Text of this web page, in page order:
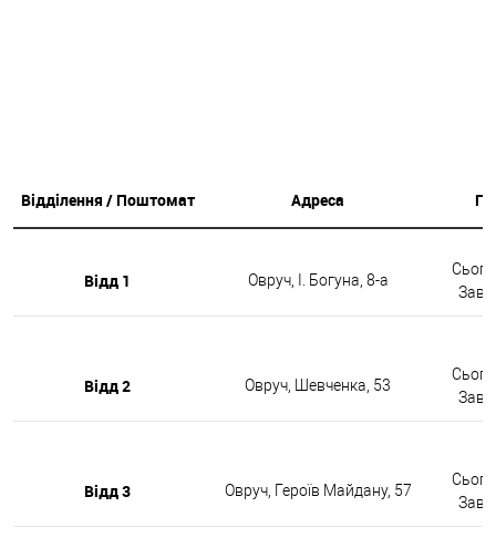
Відділення / Поштомат Адреса
Відд 1 Овруч, І. Богуна, 8-а
Відд 2 Овруч, Шевченка, 53
Відд 3 Овруч, Героїв Майдану, 57